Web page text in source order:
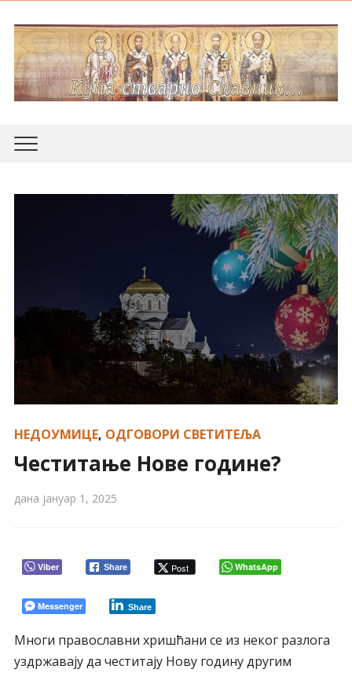
НЕДОУМИЦЕ, ОДГОВОРИ СВЕТИТЕЉА
Честитање Нове године?
дана јануар 1, 2025
Viber Share Post WhatsApp
Messenger Share
Многи православни хришћани се из неког разлога
уздржавају да честитају Нову годину другим